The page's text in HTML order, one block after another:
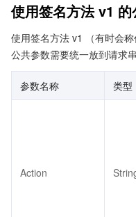
使用签名方法 v1
使用签名方法 v1 （有时会
公共参数需要统一放到请求
参数名称 类型
Action